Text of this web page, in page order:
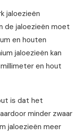
jaloezieën
de jaloezieën moet
en houten
jaloezieën kan
en hout
is dat het
minder zwaar
jaloezieën meer